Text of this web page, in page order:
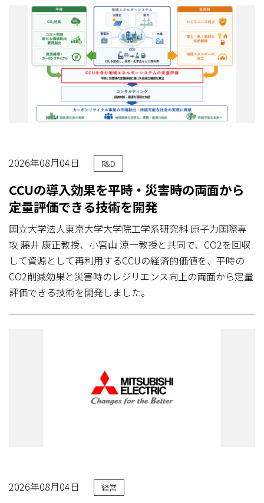
2026年08月04日 R&D
CCUの導入効果を平時・災害時の両面から
定量評価できる技術を開発
国立大学法人東京大学大学院工学系研究科 原子力国際専
攻 藤井 康正教授、小宮山 涼一教授と共同で、CO2を回収
して資源として再利用するCCUの経済的価値を、平時の
CO2削減効果と災害時のレジリエンス向上の両面から定量
評価できる技術を開発しました。
2026年08月04日 経営